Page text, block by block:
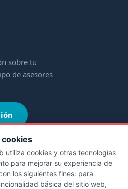
utiliza cookies y otras tecnologías
para mejorar su experiencia de
los siguientes fines: para
básica del sitio web,
sobre tu
de asesores